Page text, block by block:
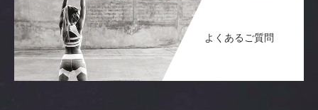
よくあるご質問